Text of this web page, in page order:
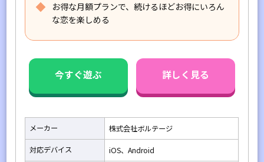
お得な月額プランで、続けるほどお得にいろん
な恋を楽しめる
今すぐ遊ぶ 詳しく見る
メーカー
株式会社ボルテージ
対応デバイス
iOS、Android